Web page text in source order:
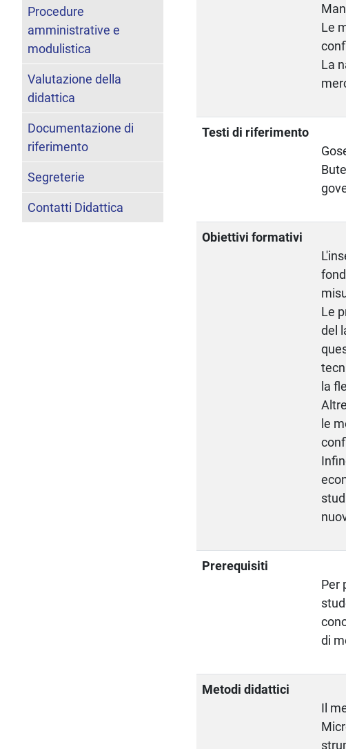
Le
La
Testi di riferimento
Obiettivi formativi
Le
del
la
le
Prerequisiti
Per
di
Metodi didattici
Il
Procedure
amministrative e
modulistica
Valutazione della
didattica
Documentazione di
riferimento
Segreterie
Contatti Didattica